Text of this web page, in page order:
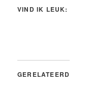
VIND IK LEUK:
GERELATEERD